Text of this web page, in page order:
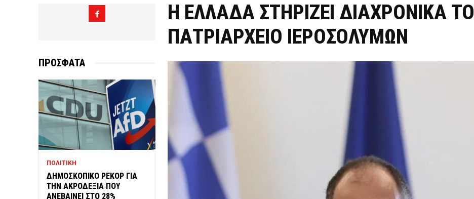
ΠΡΟΣΦΑΤΑ
ΠΟΛΙΤΙΚΗ
ΔΗΜΟΣΚΟΠΙΚΟ ΡΕΚΟΡ ΓΙΑ
ΤΗΝ ΑΚΡΟΔΕΞΙΑ ΠΟΥ
ΑΝΕΒΑΙΝΕΙ ΣΤΟ 28%
Η ΕΛΛΑΔΑ ΣΤΗΡΙΖΕΙ ΔΙΑΧΡΟΝΙΚΑ ΤΟ
ΠΑΤΡΙΑΡΧΕΙΟ ΙΕΡΟΣΟΛΥΜΩΝ